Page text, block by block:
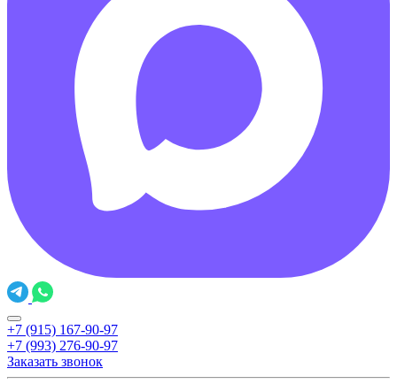
+7 (915) 167-90-97
+7 (993) 276-90-97
Заказать звонок